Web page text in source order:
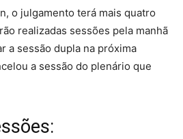
o julgamento terá mais quatro
realizadas sessões pela manhã
a sessão dupla na próxima
a sessão do plenário que